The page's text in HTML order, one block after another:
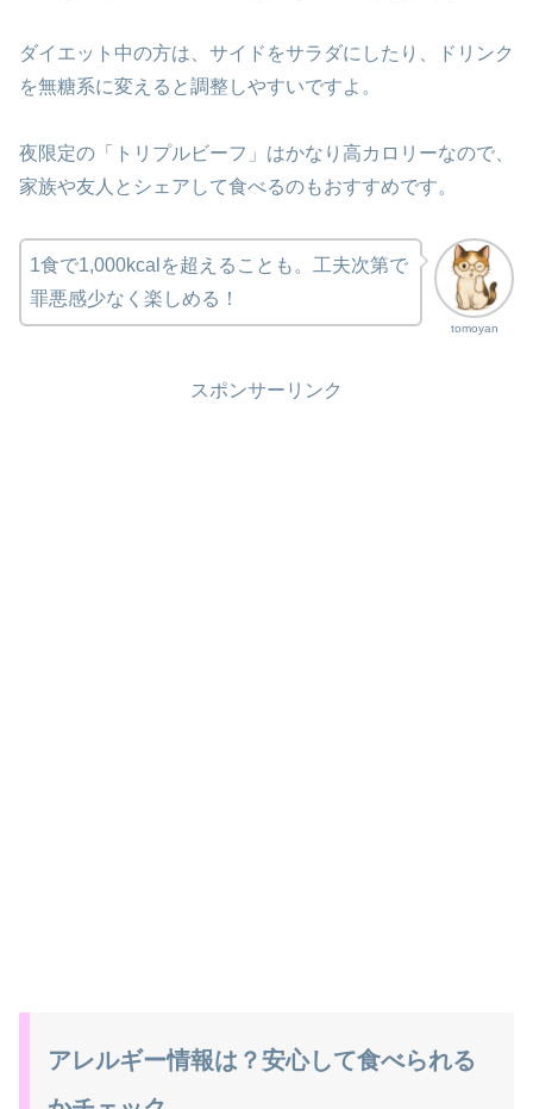
ダイエット中の方は、サイドをサラダにしたり、ドリンク
を無糖系に変えると調整しやすいですよ。
夜限定の「トリプルビーフ」はかなり高カロリーなので、
家族や友人とシェアして食べるのもおすすめです。
tomoyan
1食で1,000kcalを超えることも。工夫次第で
罪悪感少なく楽しめる！
スポンサーリンク
アレルギー情報は？安心して食べられる